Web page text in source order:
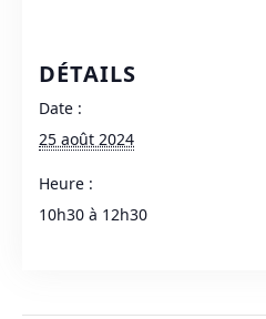
DÉTAILS
Date :
25 août 2024
Heure :
10h30 à 12h30